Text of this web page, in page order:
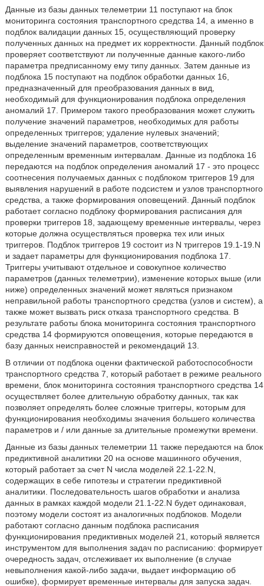
Данные из базы данных телеметрии 11 поступают на блок
мониторинга состояния транспортного средства 14, а именно в
подблок валидации данных 15, осуществляющий проверку
полученных данных на предмет их корректности. Данный подблок
проверяет соответствуют ли полученные данные какого-либо
параметра предписанному ему типу данных. Затем данные из
подблока 15 поступают на подблок обработки данных 16,
предназначенный для преобразования данных в вид,
необходимый для функционирования подблока определения
аномалий 17. Примером такого преобразования может служить
получение значений параметров, необходимых для работы
определенных триггеров; удаление нулевых значений;
выделение значений параметров, соответствующих
определенным временным интервалам. Данные из подблока 16
передаются на подблок определения аномалий 17 - это процесс
соотнесения получаемых данных с подблоком триггеров 19 для
выявления нарушений в работе подсистем и узлов транспортного
средства, а также формирования оповещений. Данный подблок
работает согласно подблоку формирования расписания для
проверки триггеров 18, задающему временные интервалы, через
которые должна осуществляться проверка тех или иных
триггеров. Подблок триггеров 19 состоит из N триггеров 19.1-19.N
и задает параметры для функционирования подблока 17.
Триггеры учитывают отдельное и совокупное количество
параметров (данных телеметрии), изменение которых выше (или
ниже) определенных значений может являться признаком
неправильной работы транспортного средства (узлов и систем), а
также может вызвать риск отказа транспортного средства. В
результате работы блока мониторинга состояния транспортного
средства 14 формируются оповещения, которые передаются в
базу данных неисправностей и рекомендаций 13.
В отличии от подблока оценки фактической работоспособности
транспортного средства 7, который работает в режиме реального
времени, блок мониторинга состояния транспортного средства 14
осуществляет более длительную обработку данных, так как
позволяет определять более сложные триггеры, которым для
функционирования необходимы значения большего количества
параметров и / или данные за длительные промежутки времени.
Данные из базы данных телеметрии 11 также передаются на блок
предиктивной аналитики 20 на основе машинного обучения,
который работает за счет N числа моделей 22.1-22.N,
содержащих в себе гипотезы и стратегии предиктивной
аналитики. Последовательность шагов обработки и анализа
данных в рамках каждой модели 21.1-22.N будет одинаковая,
поэтому модели состоят из аналогичных подблоков. Модели
работают согласно данным подблока расписания
функционирования предиктивных моделей 21, который является
инструментом для выполнения задач по расписанию: формирует
очередность задач, отслеживает их выполнение (в случае
невыполнения какой-либо задачи, выдает информацию об
ошибке), формирует временные интервалы для запуска задач.